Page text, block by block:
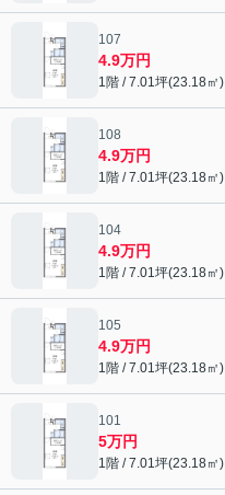
107
4.9万円
1階 / 7.01坪(23.18㎡)
108
4.9万円
1階 / 7.01坪(23.18㎡)
104
4.9万円
1階 / 7.01坪(23.18㎡)
105
4.9万円
1階 / 7.01坪(23.18㎡)
101
5万円
1階 / 7.01坪(23.18㎡)